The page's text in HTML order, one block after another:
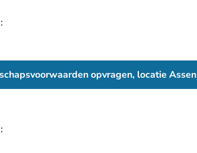
opvragen, locatie Assen